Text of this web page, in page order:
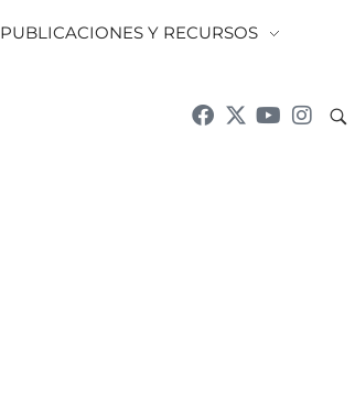
PUBLICACIONES Y RECURSOS